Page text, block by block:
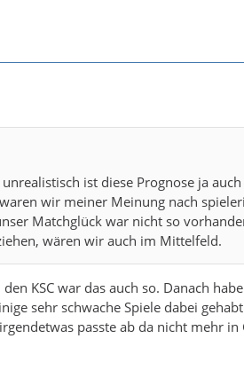
ist diese Prognose ja
wir meiner Meinung nach
Matchglück war nicht so
wären wir auch im Mittelfeld.
KSC war das auch so. Danach
sehr schwache Spiele dabei
passte ab da nicht mehr in